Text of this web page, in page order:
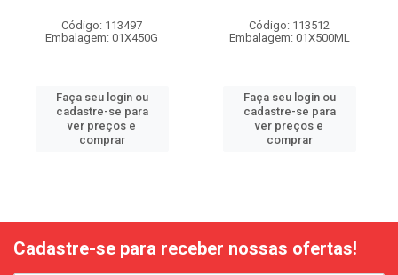
Código: 113497
Embalagem: 01X450G
Faça seu login ou
cadastre-se para
ver preços e
comprar
Código: 113512
Embalagem: 01X500ML
Faça seu login ou
cadastre-se para
ver preços e
comprar
Cadastre-se para receber nossas ofertas!